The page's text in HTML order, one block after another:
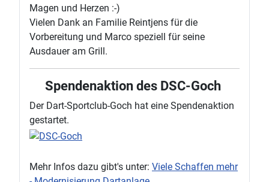
Magen und Herzen :-)
Vielen Dank an Familie Reintjens für die
Vorbereitung und Marco speziell für seine
Ausdauer am Grill.
Spendenaktion des DSC-Goch
Der Dart-Sportclub-Goch hat eine Spendenaktion
gestartet.
Mehr Infos dazu gibt's unter: Viele Schaffen mehr